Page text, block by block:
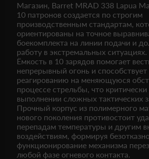
Магазин, Barret MRAD 338 Lapua
10 патронов создается по строгим
производственным стандартам,
ориентированы на точное
боекомплекта на линии подачи и
работу в экстремальных ситуациях.
Ёмкость в 10 зарядов помогает
непрерывный огонь и
реагированию на меняющуюся
процессе стрельбы, что
выполнении сложных тактических
Прочный корпус из полимерного
нового поколения противостоит
перепадам температуры и другим
воздействиям, формируя
функционирование механизма
любой фазе огневого контакта.